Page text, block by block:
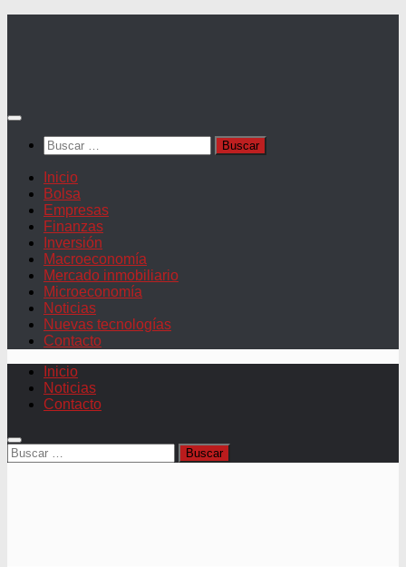
Buscar:
Inicio
Bolsa
Empresas
Finanzas
Inversión
Macroeconomía
Mercado inmobiliario
Microeconomía
Noticias
Nuevas tecnologías
Contacto
Inicio
Noticias
Contacto
Buscar: